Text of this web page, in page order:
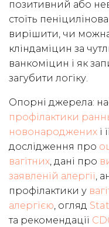
позитивний або
стоїть
вирішити, чи
кліндаміцин за
ванкоміцин і як
загубити логіку.
Опорні джерела:
профілактики
новонароджених і
дослідження про
вагітних, дані про
заявленій алергії,
профілактики у
алергією, огляд
та рекомендації